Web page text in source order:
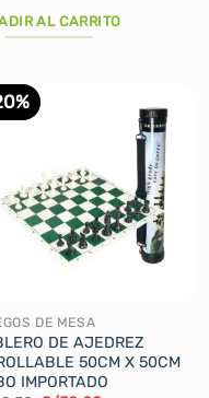
original
era:
actual
AL CARRITO
DE MESA
DE AJEDREZ
50CM X 50CM
IMPORTADO